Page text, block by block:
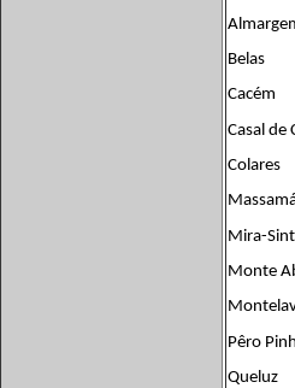
Belas
Cacém
Casal de
Colares
Mira-
Monte
Pêro
Queluz